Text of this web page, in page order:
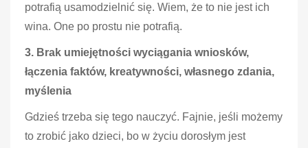
potrafią usamodzielnić się. Wiem, że to nie jest ich
wina. One po prostu nie potrafią.
3. Brak umiejętności wyciągania wniosków,
łączenia faktów, kreatywności, własnego zdania,
myślenia
Gdzieś trzeba się tego nauczyć. Fajnie, jeśli możemy
to zrobić jako dzieci, bo w życiu dorosłym jest